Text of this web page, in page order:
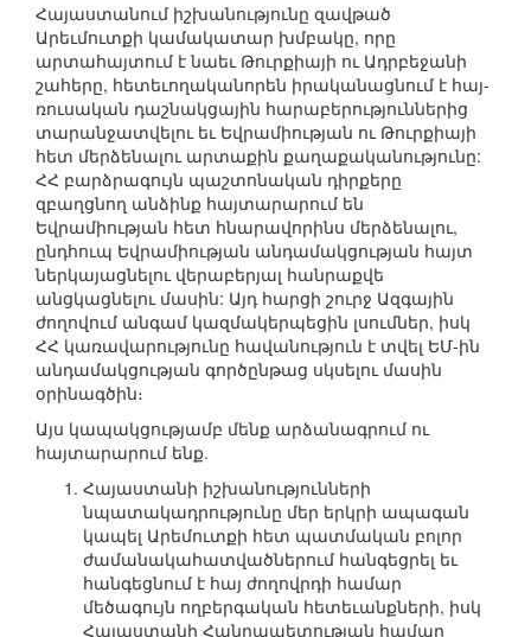
Հայաստանում իշխանությունը զավթած
Արեւմուտքի կամակատար խմբակը, որը
արտահայտում է նաեւ Թուրքիայի ու Ադրբեջանի
շահերը, հետեւողականորեն իրականացնում է հայ-
ռուսական դաշնակցային հարաբերություններից
տարանջատվելու եւ Եվրամիության ու Թուրքիայի
հետ մերձենալու արտաքին քաղաքականությունը:
ՀՀ բարձրագույն պաշտոնական դիրքերը
զբաղցնող անձինք հայտարարում են
Եվրամիության հետ հնարավորինս մերձենալու,
ընդհուպ Եվրամիության անդամակցության հայտ
ներկայացնելու վերաբերյալ հանրաքվե
անցկացնելու մասին: Այդ հարցի շուրջ Ազգային
ժողովում անգամ կազմակերպեցին լսումներ, իսկ
ՀՀ կառավարությունը հավանություն է տվել ԵՄ-ին
անդամակցության գործընթաց սկսելու մասին
օրինագծին։
Այս կապակցությամբ մենք արձանագրում ու
հայտարարում ենք.
Հայաստանի իշխանությունների
նպատակադրությունը մեր երկրի ապագան
կապել Արեմուտքի հետ պատմական բոլոր
ժամանակահատվածներում հանգեցրել եւ
հանգեցնում է հայ ժողովրդի համար
մեծագույն ողբերգական հետեւանքների, իսկ
Հայաստանի Հանրապետության համար